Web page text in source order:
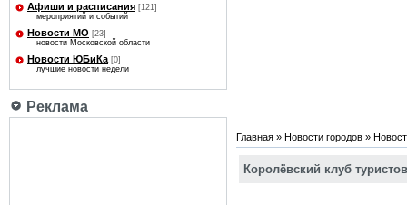
Афиши и расписания [121]
мероприятий и событий
Новости МО [23]
новости Московской области
Новости ЮБиКа [0]
лучшие новости недели
Реклама
Главная » Новости городов »
Королёвский клуб